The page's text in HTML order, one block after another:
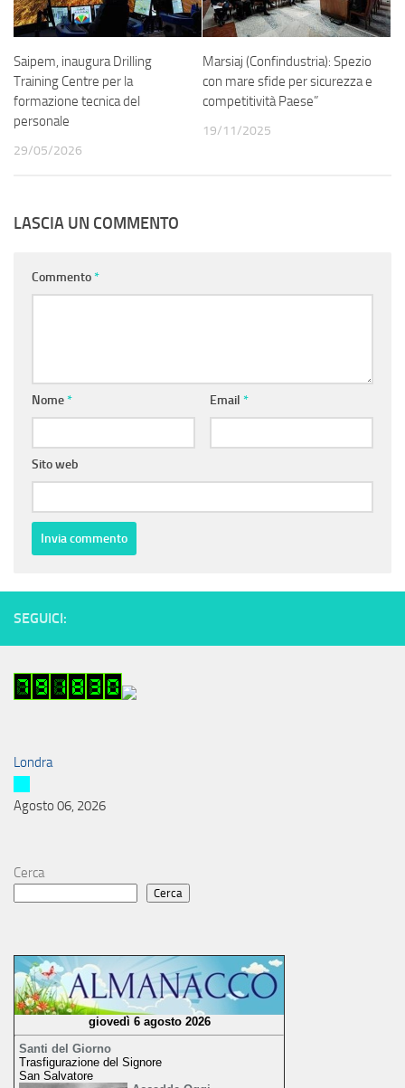
Saipem, inaugura Drilling
Training Centre per la
formazione tecnica del
personale
29/05/2026
Marsiaj (Confindustria): Spezio
con mare sfide per sicurezza e
competitività Paese”
19/11/2025
LASCIA UN COMMENTO
Commento*
Nome* Email *
Sito web
SEGUICI:
Londra
Agosto 06, 2026
Cerca
Cerca